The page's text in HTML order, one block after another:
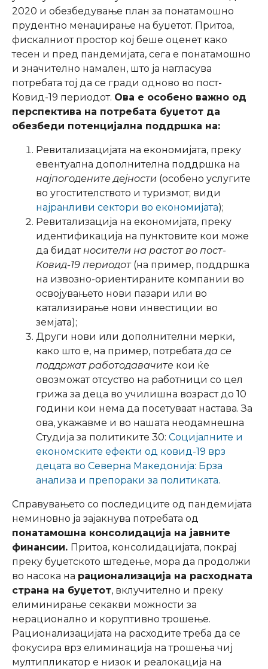
2020 и обезбедување план за понатамошно
прудентно менаџирање на буџетот. Притоа,
фискалниот простор кој беше оценет како
тесен и пред пандемијата, сега е понатамошно
и значително намален, што ја нагласува
потребата тој да се гради одново во пост-
Ковид-19 периодот. Ова е особено важно од
перспектива на потребата буџетот да
обезбеди потенцијална поддршка на:
Ревитализацијата на економијата, преку
евентуална дополнителна поддршка на
најпогодените дејности (особено услугите
во угостителството и туризмот; види
најранливи сектори во економијата);
Ревитализација на економијата, преку
идентификација на пунктовите кои може
да бидатносители на растот во пост-
Ковид-19 периодот(на пример, поддршка
на извозно-ориентираните компании во
освојувањето нови пазари или во
катализирање нови инвестиции во
земјата);
Други нови или дополнителни мерки,
како што е, на пример, потребатада се
поддржат работодавачите кои ќе
овозможат отсуство на работници со цел
грижа за деца во училишна возраст до 10
години кои нема да посетуваат настава. За
ова, укажавме и во нашата неодамнешна
Студија за политиките 30: Социјалните и
економските ефекти од ковид-19 врз
децата во Северна Македонија: Брза
анализа и препораки за политиката.
Справувањето со последиците од пандемијата
неминовно ја зајакнува потребата од
понатамошна консолидација на јавните
финансии. Притоа, консолидацијата, покрај
преку буџетското штедење, мора да продолжи
во насока на рационализација на расходната
страна на буџетот, вклучително и преку
елиминирање секакви можности за
нерационално и коруптивно трошење.
Рационализацијата на расходите треба да се
фокусира врз елиминација на трошења чиј
мултипликатор е низок и реалокација на